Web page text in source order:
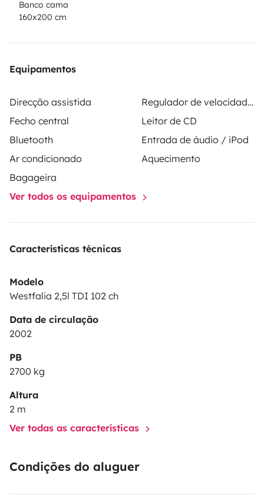
Banco cama
160x200 cm
Equipamentos
Direcção assistida
Regulador de velocidade / Cruise Control
Fecho central
Leitor de CD
Bluetooth
Entrada de áudio / iPod
Ar condicionado
Aquecimento
Bagageira
Ver todos os equipamentos
Características técnicas
Modelo
Westfalia 2,5l TDI 102 ch
Data de circulação
2002
PB
2700 kg
Altura
2 m
Ver todas as características
Condições do aluguer